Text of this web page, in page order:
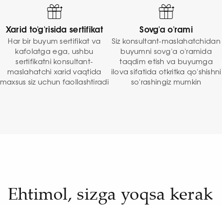
Xarid to'g'risida sertifikat
Har bir buyum sertifikat va
kafolatga ega, ushbu
sertifikatni konsultant-
maslahatchi xarid vaqtida
maxsus siz uchun faollashtiradi
Sovg'a o'rami
Siz konsultant-maslahatchidan
buyumni sovg'a o'ramida
taqdim etish va buyumga
ilova sifatida otkritka qo'shishni
so'rashingiz mumkin
Ehtimol, sizga yoqsa kerak